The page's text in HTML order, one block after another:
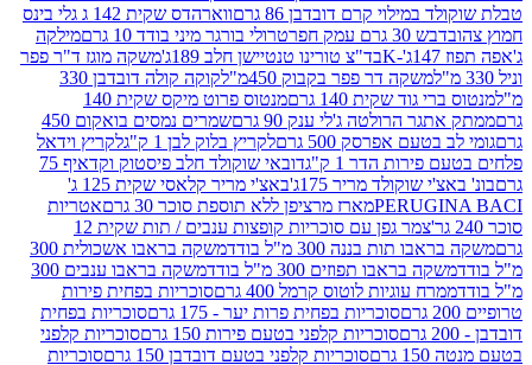
קרם דובדבן 86 גרם
ווארהדס שקית 142 ג גלי בינס
דבש 30 גרם עמק חפר
טרולי בורגר מיני בודד 10 גרם
מילקה
בד"צ טורינו טנטיישן חלב 189ג'
משקה מוגז ד"ר פפר
משקה דר פפר בקבוק 450מ"ל
קוקה קולה דובדבן 330
גוד שקית 140 גרם
מנטוס פרוט מיקס שקית 140
הרולטה ג'לי ענק 90 גרם
שמרים נמסים בואקום 450
אפרסק 500 גרם
לקריץ בלוק לבן 1 ק"ג
לקריץ וידאל
הדר 1 ק"ג
דובאי שוקולד חלב פיסטוק וקדאיף 75
שוקולד מריר 175ג'
באצ'י מריר קלאסי שקית 125 ג'
מארז מרציפן ללא תוספת סוכר 30 גרם
אטריות
צמר גפן עם סוכריות קופצות ענבים / תות שקית 12
תות בננה 300 מ"ל בודד
משקה בראבו אשכולית 300
בראבו תפוזים 300 מ"ל בודד
משקה בראבו ענבים 300
עוגיות לוטוס קרמל 400 גרם
סוכריות בפחית פירות
סוכריות בפחית פרות יער - 175 גרם
סוכריות בפחית
סוכריות קלפני בטעם פירות 150 גרם
סוכריות קלפני
סוכריות קלפני בטעם דובדבן 150 גרם
סוכריות